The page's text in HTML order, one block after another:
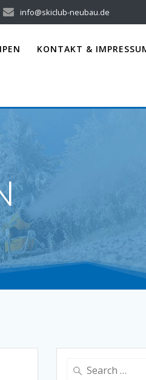
info@skiclub-neubau.de
KONTAKT &
Search